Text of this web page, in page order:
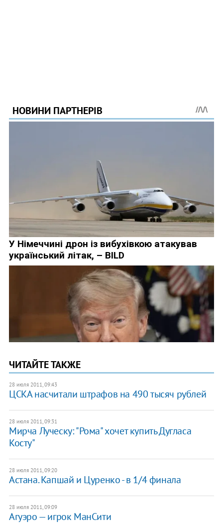
ЧИТАЙТЕ ТАКЖЕ
28 июля 2011, 09:43
ЦСКА насчитали штрафов на 490 тысяч рублей
28 июля 2011, 09:31
Мирча Луческу: "Рома" хочет купить Дугласа
Косту"
28 июля 2011, 09:20
Астана. Капшай и Цуренко - в 1/4 финала
28 июля 2011, 09:09
Агуэро — игрок МанСити